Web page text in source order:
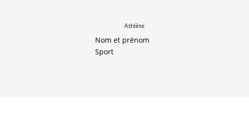
Athlète
Nom et prénom
Sport